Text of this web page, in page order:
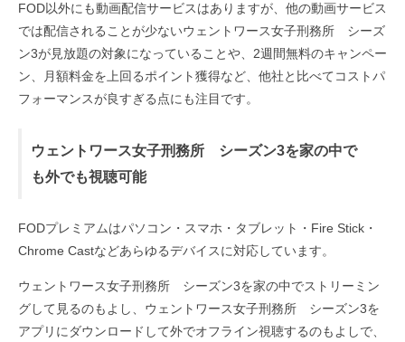
FOD以外にも動画配信サービスはありますが、他の動画サービス
では配信されることが少ないウェントワース女子刑務所 シーズ
ン3が見放題の対象になっていることや、2週間無料のキャンペー
ン、月額料金を上回るポイント獲得など、他社と比べてコストパ
フォーマンスが良すぎる点にも注目です。
ウェントワース女子刑務所 シーズン3を家の中で
も外でも視聴可能
FODプレミアムはパソコン・スマホ・タブレット・Fire Stick・
Chrome Castなどあらゆるデバイスに対応しています。
ウェントワース女子刑務所 シーズン3を家の中でストリーミン
グして見るのもよし、ウェントワース女子刑務所 シーズン3を
アプリにダウンロードして外でオフライン視聴するのもよしで、